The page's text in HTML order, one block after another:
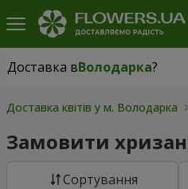
Доставка вВолодарка?
Доставка вВолодарка|
Доставка квітів у м. Володарка
Замовити
Сортування